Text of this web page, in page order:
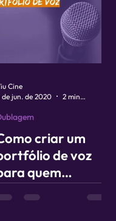
criar um
de voz
quem
Cine
de jun. de 2020
2 min de leitura